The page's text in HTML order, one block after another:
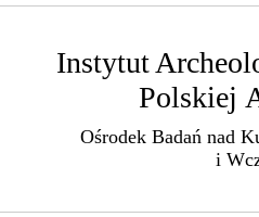
Instytut
Polskiej
Ośrodek Badań nad
i